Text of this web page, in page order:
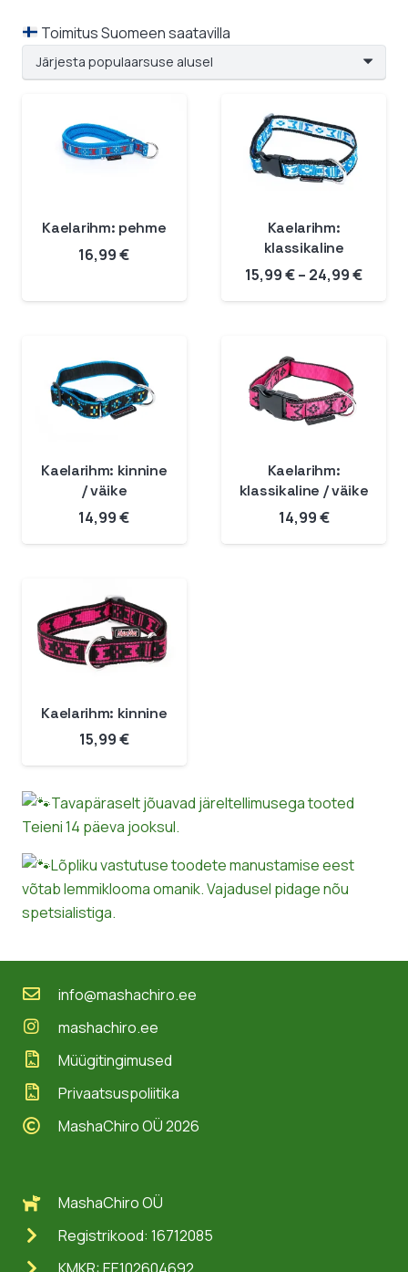
Toimitus Suomeen saatavilla
Kaelarihm: pehme
16,99€
Kaelarihm:
klassikaline
15,99€– 24,99€
15,99
Kaelarihm: kinnine
/ väike
14,99€
Kaelarihm:
klassikaline / väike
14,99€
Kaelarihm: kinnine
15,99€
Tavapäraselt jõuavad järeltellimusega tooted
Teieni 14 päeva jooksul.
Lõpliku vastutuse toodete manustamise eest
võtab lemmiklooma omanik. Vajadusel pidage nõu
spetsialistiga.
MashaChiro OÜ
Registrikood: 16712085
KMKR: EE102604692
info@mashachiro.ee
mashachiro.ee
Müügitingimused
Privaatsuspoliitika
MashaChiro OÜ 2026